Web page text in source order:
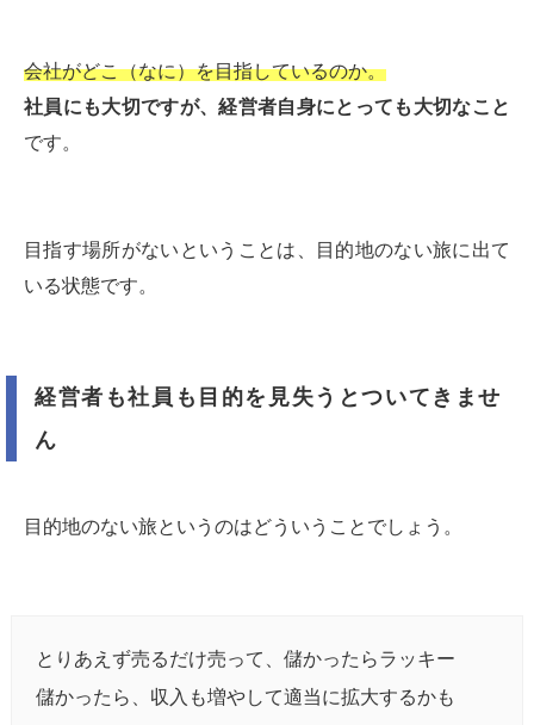
会社がどこ（なに）を目指しているのか。
社員にも大切ですが、経営者自身にとっても大切なこと
です。
目指す場所がないということは、目的地のない旅に出て
いる状態です。
経営者も社員も目的を見失うとついてきませ
ん
目的地のない旅というのはどういうことでしょう。
とりあえず売るだけ売って、儲かったらラッキー
儲かったら、収入も増やして適当に拡大するかも